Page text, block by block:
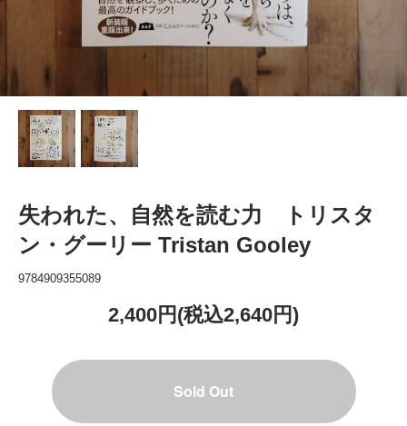
失われた、自然を読む力 トリスタ
ン・グーリー Tristan Gooley
9784909355089
2,400円(税込2,640円)
Sold Out